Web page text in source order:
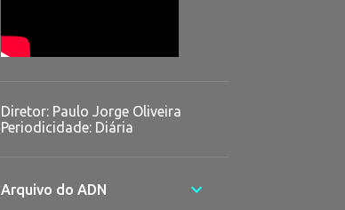
Diretor: Paulo Jorge Oliveira
Periodicidade: Diária
Arquivo do ADN